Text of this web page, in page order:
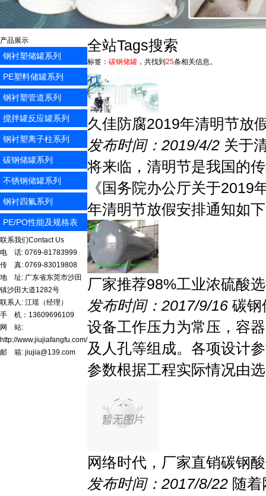
产品展示
钢衬塑储罐系列
PE塑料储罐系列
钢衬塑管道系列
搅拌罐反应罐系列
钢衬塑离子柱系列
碳钢储罐系列
不锈钢储罐系列
钢衬四氟系列
PE/PO性能及规格表
联系我们Contact Us
电 话: 0769-81783999
传 真: 0769-83019808
地 址: 广东省东莞市沙田
镇沙田大道1282号
联系人: 江瑶（经理）
手 机：13609696109
网 站:
http://www.jiujiafangfu.com/
邮 箱: jiujia@139.com
全站Tags搜索
标签： 碳钢储罐 ，共找到 25条相关信息。
久佳防腐2019年清明节放
发布时间：2019/4/2 关于
将来临，清明节是我国的
《国务院办公厅关于
年清明节放假安排通知如
厂家推荐98%工业浓硫酸
发布时间：2017/9/16 碳钢
设备工作压力为常压，容
及人孔等组成。各项设计
参数根据工程实际情况由
网络时代，厂家直销碳钢
发布时间：2017/8/22 随